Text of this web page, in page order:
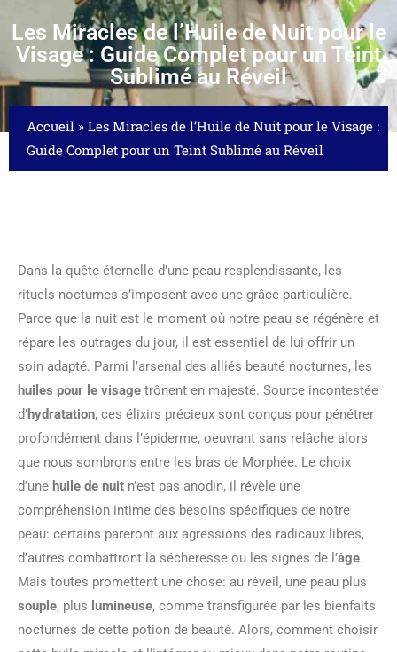
Les Miracles de l’Huile de Nuit pour le
Visage : Guide Complet pour un Teint
Sublimé au Réveil
Accueil » Les Miracles de l’Huile de Nuit pour le Visage :
Guide Complet pour un Teint Sublimé au Réveil
Dans la quête éternelle d’une peau resplendissante, les
rituels nocturnes s’imposent avec une grâce particulière.
Parce que la nuit est le moment où notre peau se régénère et
répare les outrages du jour, il est essentiel de lui offrir un
soin adapté. Parmi l’arsenal des alliés beauté nocturnes, les
huiles pour le visage trônent en majesté. Source incontestée
d’hydratation, ces élixirs précieux sont conçus pour pénétrer
profondément dans l’épiderme, oeuvrant sans relâche alors
que nous sombrons entre les bras de Morphée. Le choix
d’une huile de nuit n’est pas anodin, il révèle une
compréhension intime des besoins spécifiques de notre
peau: certains pareront aux agressions des radicaux libres,
d’autres combattront la sécheresse ou les signes de l’âge.
Mais toutes promettent une chose: au réveil, une peau plus
souple, plus lumineuse, comme transfigurée par les bienfaits
nocturnes de cette potion de beauté. Alors, comment choisir